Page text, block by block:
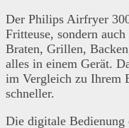
Der Philips Airfryer
Fritteuse, sondern
Braten, Grillen,
alles in einem Gerät.
im Vergleich zu Ihrem
schneller.
Die digitale Bedienung